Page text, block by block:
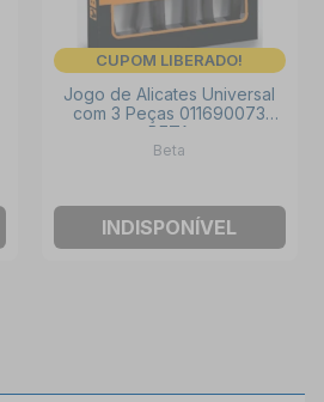
CUPOM LIBERADO!
Jogo de Alicates Universal
com 3 Peças 011690073
BETA
Beta
INDISPONÍVEL